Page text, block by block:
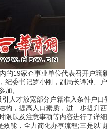
19家企事业单位代表召开户籍
纪委书记罗小刚，副局长谭冲、
加。
人才放宽部分户籍准入条件户口
构，提高人口素质，进一步提升
限以及注意事项等内容进行了详
能，全力简化办事流程;三是以“